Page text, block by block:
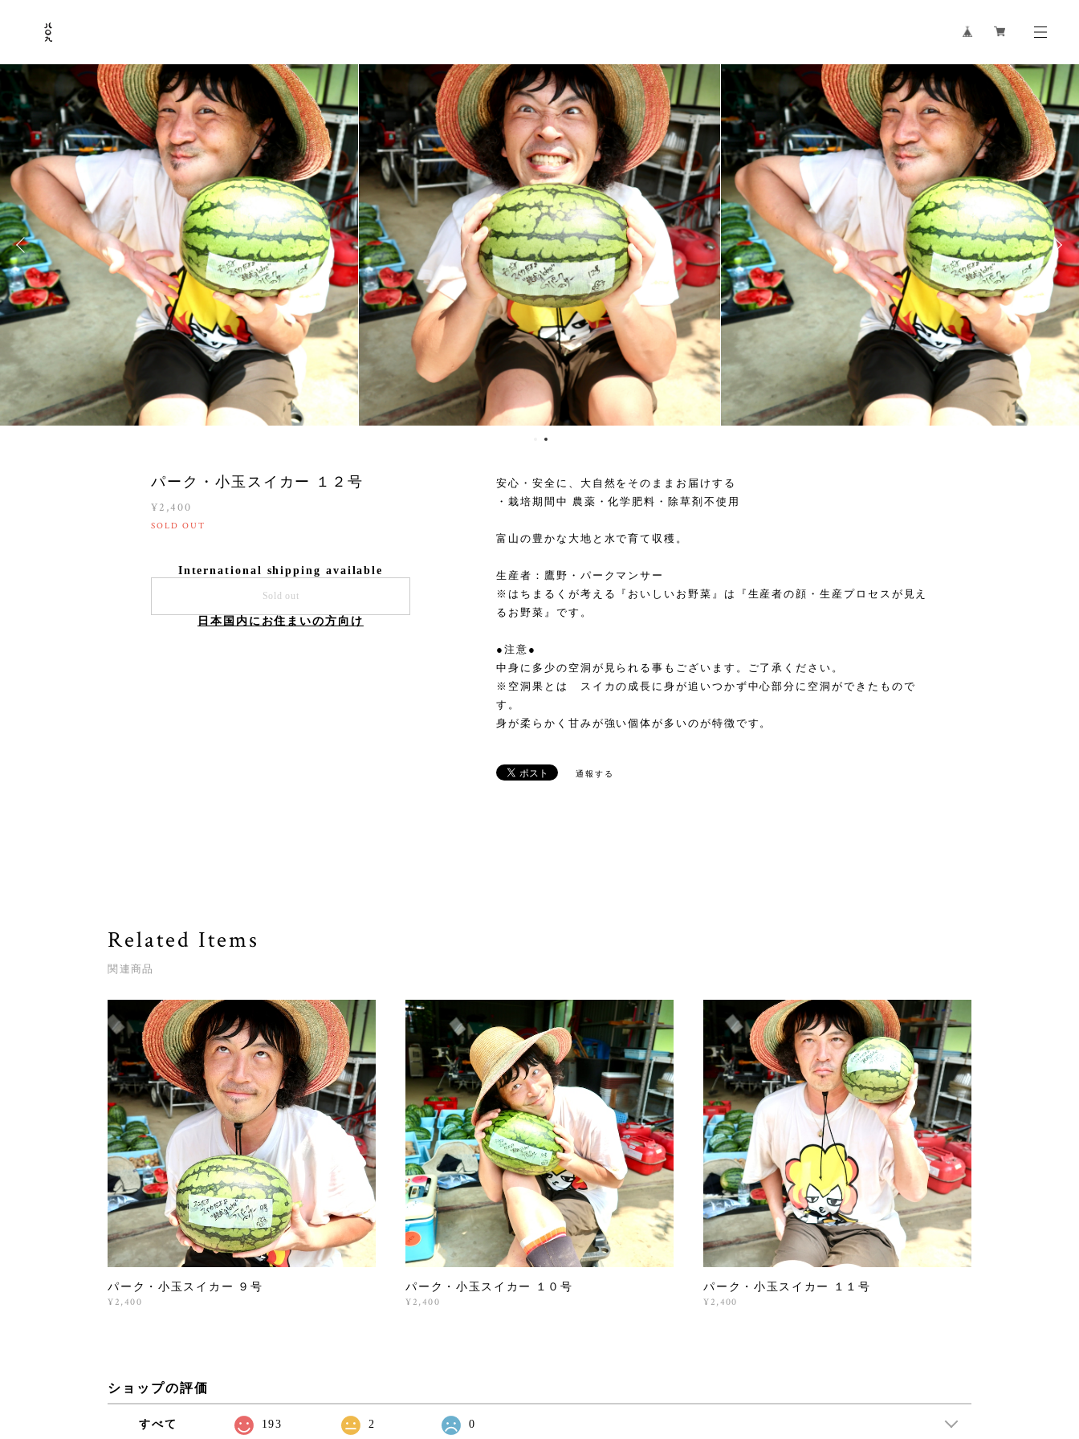
パーク・小玉スイカー １２号
¥2,400
SOLD OUT
International shipping available
Sold out
日本国内にお住まいの方向け
安心・安全に、大自然をそのままお届けする
・栽培期間中 農薬・化学肥料・除草剤不使用
富山の豊かな大地と水で育て収穫。
生産者：鷹野・パークマンサー
※はちまるくが考える『おいしいお野菜』は『生産者の顔・生産プロセスが見え
るお野菜』です。
●注意●
中身に多少の空洞が見られる事もございます。ご了承ください。
※空洞果とは スイカの成長に身が追いつかず中心部分に空洞ができたもので
す。
身が柔らかく甘みが強い個体が多いのが特徴です。
通報する
Related Items
関連商品
パーク・小玉スイカー ９号
¥2,400
パーク・小玉スイカー １０号
¥2,400
パーク・小玉スイカー １１号
¥2,400
ショップの評価
すべて 193 2 0